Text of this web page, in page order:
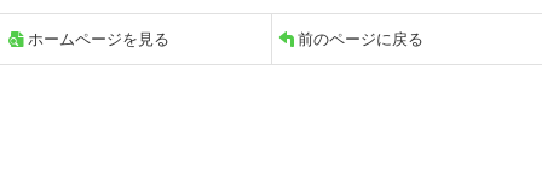
ホームページを見る 前のページに戻る